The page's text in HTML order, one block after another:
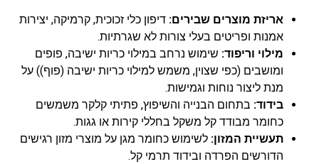
אריזת מוצרים שבירים: דיפון כלי זכוכית, קרמיקה, יצירות
אמנות ופריטים בעלי צורות לא שגרתיות.
מילוי וריפוד: שימוש נרחב במילוי כריות ישיבה, פופים
ומושבים (כפי שצוין, משמש למילוי כריות ישיבה (פוף)) על
מנת ליצור נוחות וגמישות.
בידוד: בתחום הבנייה והשיפוץ, פתיתי קלקר משמשים
כחומר מבודד קל משקל בחללי קירות או גגות.
תעשיית המזון: לשימוש כחומר מגן על מוצרי מזון רגישים
הדורשים הפרדה ובידוד תרמי קל.